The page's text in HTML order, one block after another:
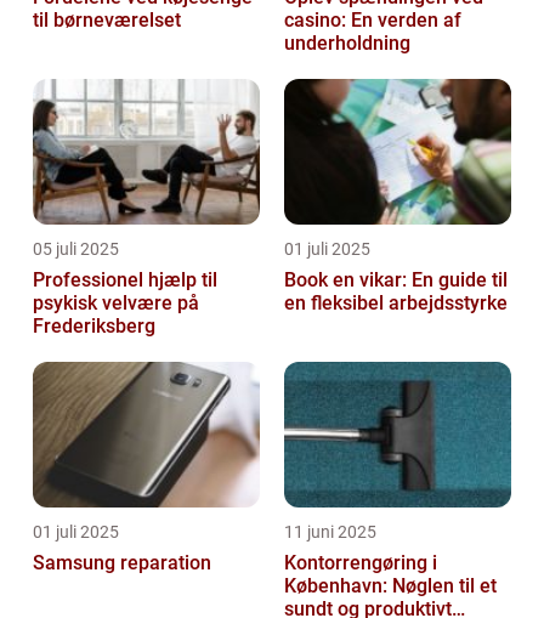
til børneværelset
casino: En verden af
underholdning
05 juli 2025
Professionel hjælp til
psykisk velvære på
Frederiksberg
01 juli 2025
Book en vikar: En guide til
en fleksibel arbejdsstyrke
01 juli 2025
Samsung reparation
11 juni 2025
Kontorrengøring i
København: Nøglen til et
sundt og produktivt